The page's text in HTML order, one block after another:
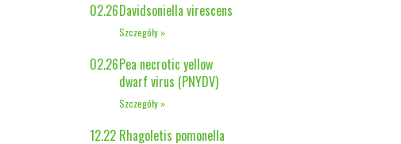
02.26Davidsoniella virescens
Szczegóły »
02.26Pea necrotic yellow
dwarf virus (PNYDV)
Szczegóły »
12.22 Rhagoletis pomonella